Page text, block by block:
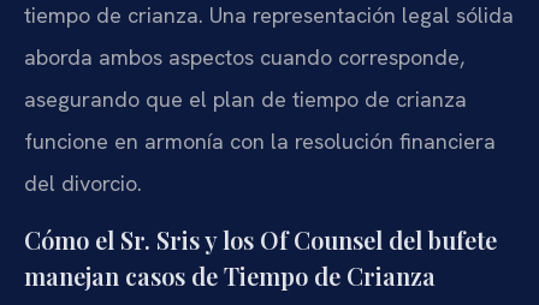
tiempo de crianza. Una representación legal sólida
aborda ambos aspectos cuando corresponde,
asegurando que el plan de tiempo de crianza
funcione en armonía con la resolución financiera
del divorcio.
Cómo el Sr. Sris y los Of Counsel del bufete
manejan casos de Tiempo de Crianza